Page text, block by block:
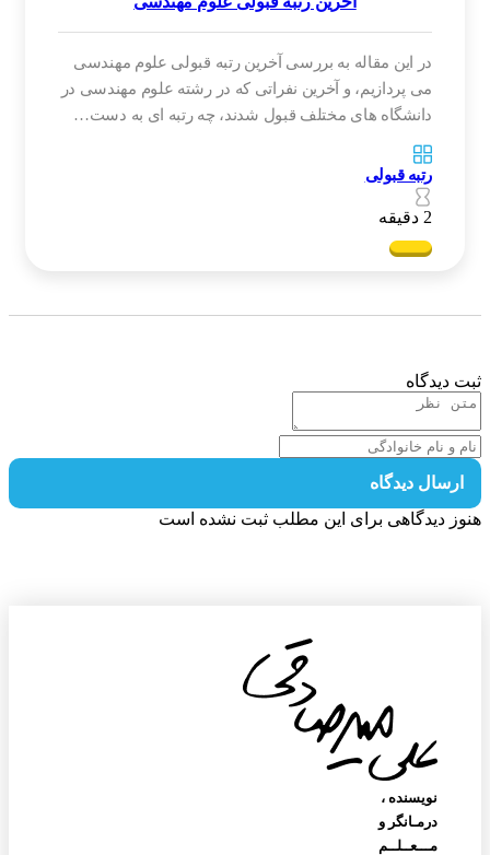
در این مقاله به بررسی آخرین رتبه قبولی علوم مهندسی
می پردازیم، و آخرین نفراتی که در رشته علوم مهندسی در
دانشگاه های مختلف قبول شدند، چه رتبه ای به دست…
رتبه قبولی
دیدگاه
دیدگاه
دیدگاهی برای این مطلب ثبت نشده است
نویسنده‌ ،
درمـانگر و
مـــعــلــم